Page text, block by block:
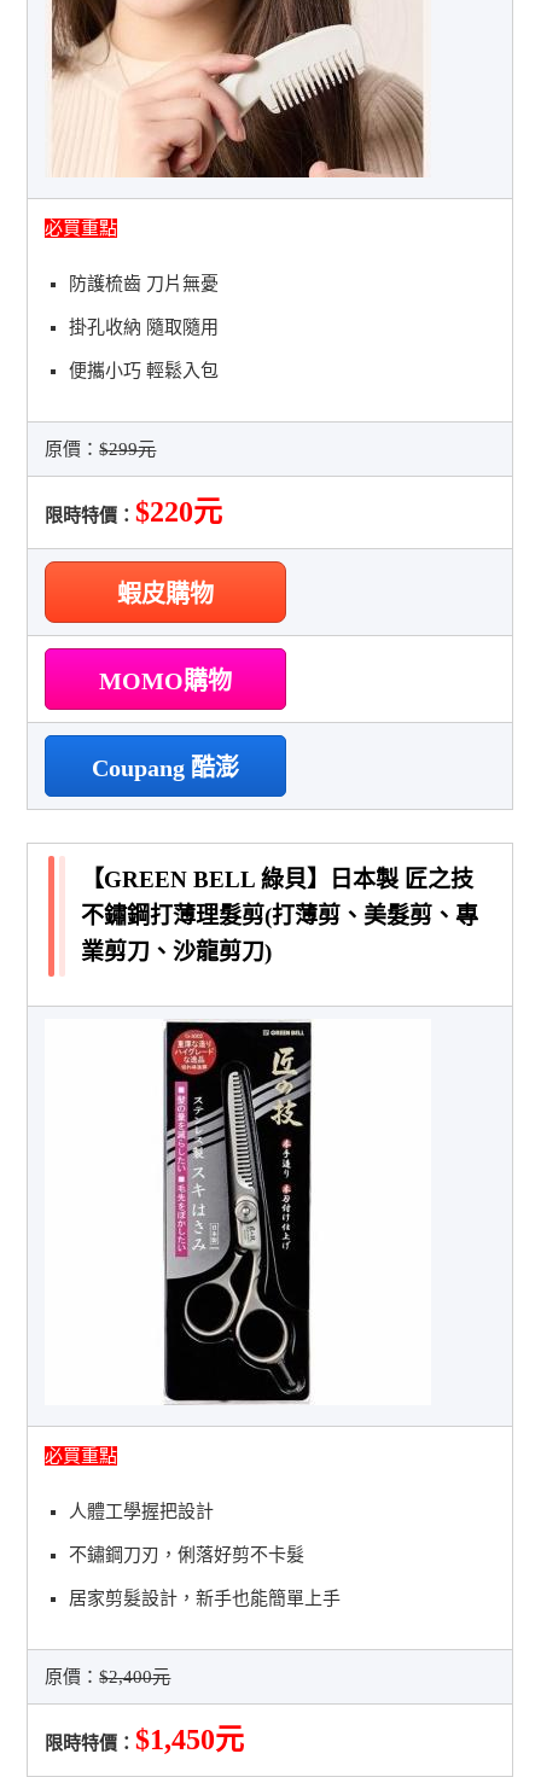
必買重點
防護梳齒 刀片無憂
掛孔收納 隨取隨用
便攜小巧 輕鬆入包
原價：$299元
限時特價：$220元
蝦皮購物
MOMO購物
Coupang 酷澎
【GREEN BELL 綠貝】日本製 匠之技
不鏽鋼打薄理髮剪(打薄剪、美髮剪、專
業剪刀、沙龍剪刀)
必買重點
人體工學握把設計
不鏽鋼刀刃，俐落好剪不卡髮
居家剪髮設計，新手也能簡單上手
原價：$2,400元
限時特價：$1,450元